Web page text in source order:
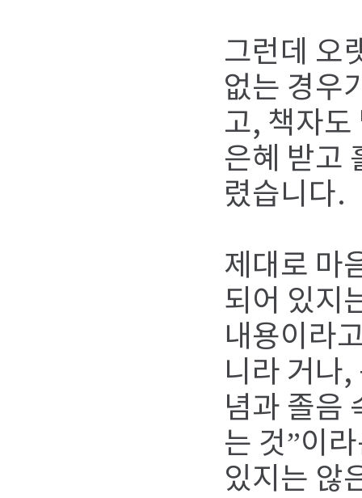
그런데 오
없는 경우
고, 책자도
은혜 받고
렸습니다.
제대로 마
되어 있지
내용이라
니라 거나
념과 졸음
는 것”이
있지는 않